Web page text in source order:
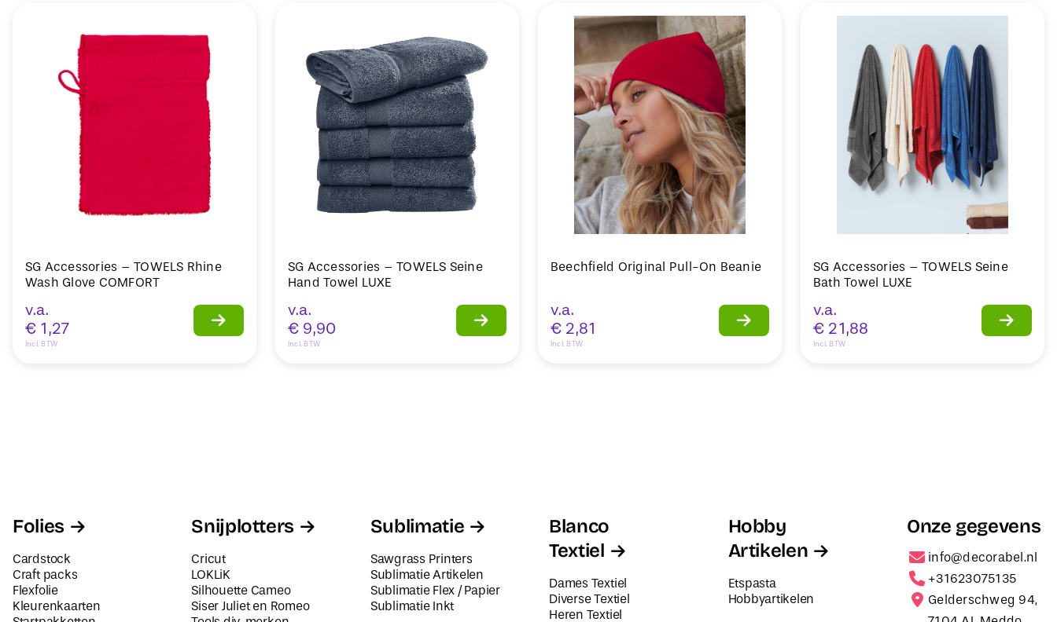
SG Accessories – TOWELS Rhine
Wash Glove COMFORT
v.a.
€ 1,27
Incl. BTW
SG Accessories – TOWELS Seine
Hand Towel LUXE
v.a.
€ 9,90
Incl. BTW
Beechfield Original Pull-On Beanie
v.a.
€ 2,81
Incl. BTW
SG Accessories – TOWELS Seine
Bath Towel LUXE
v.a.
€ 21,88
Incl. BTW
Folies
Cardstock
Craft packs
Flexfolie
Kleurenkaarten
Snijplotters
Cricut
LOKLiK
Silhouette Cameo
Siser Juliet en Romeo
Sublimatie
Sawgrass Printers
Sublimatie Artikelen
Sublimatie Flex / Papier
Sublimatie Inkt
Blanco
Textiel
Dames Textiel
Diverse Textiel
Heren Textiel
Hobby
Artikelen
Etspasta
Hobbyartikelen
Onze gegevens
info@decorabel.nl
+31623075135
Gelderschweg 94,